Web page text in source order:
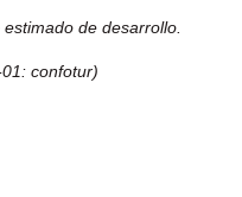
de desarrollo.
confotur)